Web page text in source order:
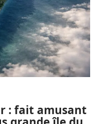
: fait amusant